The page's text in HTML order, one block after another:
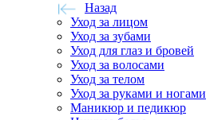
Назад
Уход за лицом
Уход за зубами
Уход для глаз и бровей
Уход за волосами
Уход за телом
Уход за руками и ногами
Маникюр и педикюр